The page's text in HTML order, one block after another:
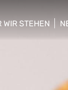
WIR STEHEN